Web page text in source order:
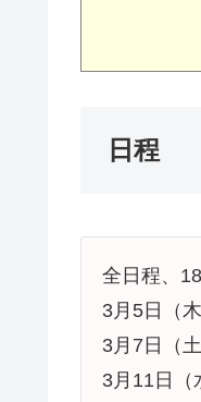
日程
全日程、
3月5日（木
3月7日（土
3月11日（